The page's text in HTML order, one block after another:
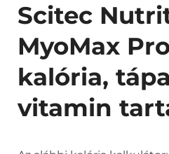
Scitec
MyoMax
kalória,
vitamin